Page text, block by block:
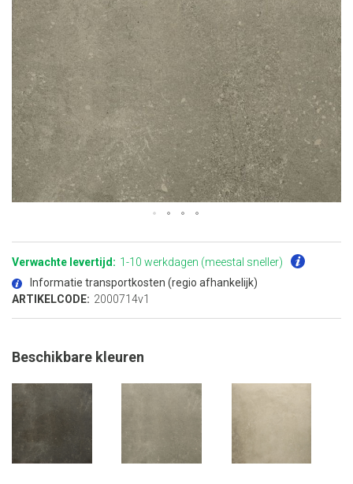
naar
begin
de
afbeeldingen-
Verwachte levertijd: 1-10 werkdagen (meestal sneller)
Informatie transportkosten (regio afhankelijk)
ARTIKELCODE: 2000714v1
Beschikbare kleuren